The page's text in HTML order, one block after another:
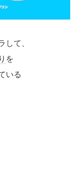
て、
を
いる